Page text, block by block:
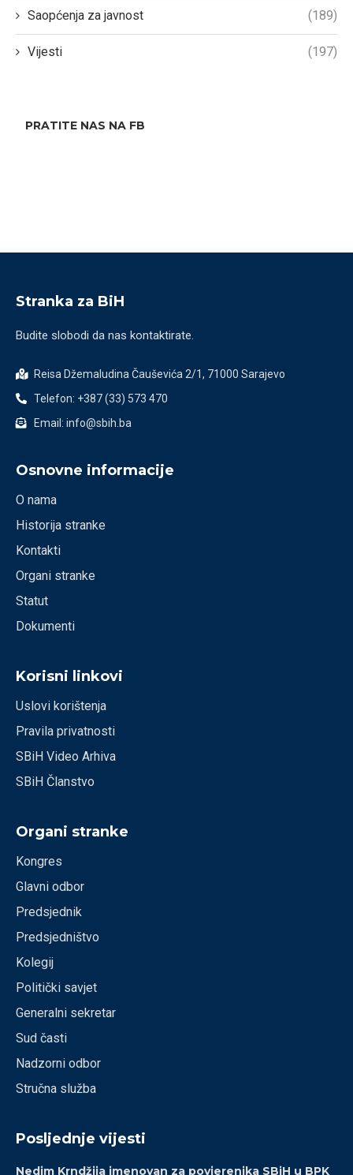
Saopćenja za javnost (189)
Vijesti (197)
PRATITE NAS NA FB
Stranka za BiH
Budite slobodi da nas kontaktirate.
Reisa Džemaludina Čauševića 2/1, 71000 Sarajevo
Telefon: +387 (33) 573 470
Email: info@sbih.ba
Osnovne informacije
O nama
Historija stranke
Kontakti
Organi stranke
Statut
Dokumenti
Korisni linkovi
Uslovi korištenja
Pravila privatnosti
SBiH Video Arhiva
SBiH Članstvo
Organi stranke
Kongres
Glavni odbor
Predsjednik
Predsjedništvo
Kolegij
Politički savjet
Generalni sekretar
Sud časti
Nadzorni odbor
Stručna služba
Posljednje vijesti
Nedim Krndžija imenovan za povjerenika SBiH u BPK